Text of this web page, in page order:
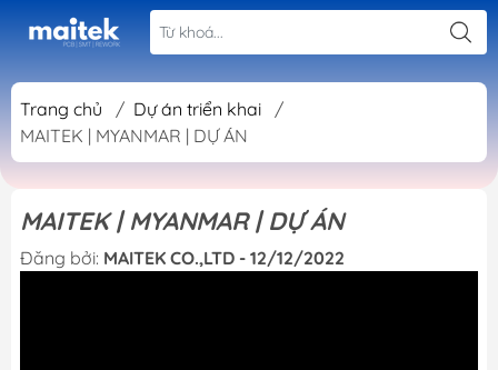
Trang chủ / Dự án triển khai
/
MAITEK | MYANMAR | DỰ ÁN
MAITEK | MYANMAR | DỰ ÁN
Đăng bởi: MAITEK CO.,LTD - 12/12/2022